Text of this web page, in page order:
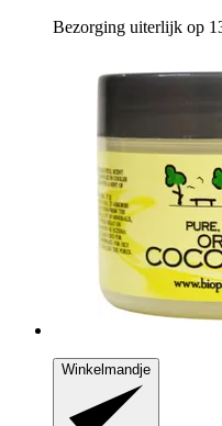
Bezorging uiterlijk op
Winkelmandje